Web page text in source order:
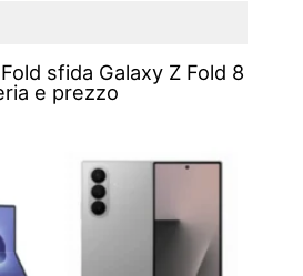
sfida Galaxy Z Fold 8
e prezzo